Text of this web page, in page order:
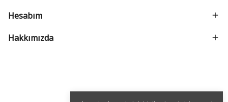
Hesabım
Hakkımızda